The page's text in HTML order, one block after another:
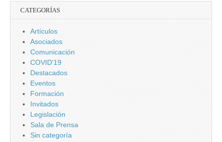
CATEGORÍAS
Artículos
Asociados
Comunicación
COVID'19
Destacados
Eventos
Formación
Invitados
Legislación
Sala de Prensa
Sin categoría